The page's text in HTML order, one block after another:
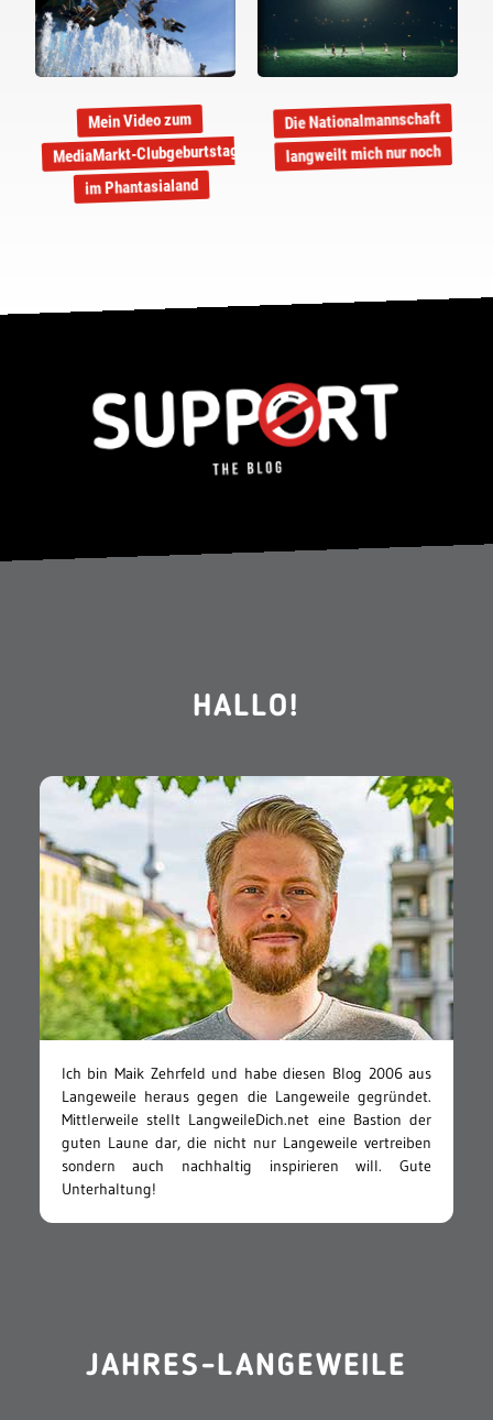
Mein Video zum
MediaMarkt-Clubgeburtstag
im Phantasialand
Die Nationalmannschaft
langweilt mich nur noch
HALLO!
Ich bin Maik Zehrfeld und habe diesen Blog 2006 aus
Langeweile heraus gegen die Langeweile gegründet.
Mittlerweile stellt LangweileDich.net eine Bastion der
guten Laune dar, die nicht nur Langeweile vertreiben
sondern auch nachhaltig inspirieren will. Gute
Unterhaltung!
JAHRES-LANGEWEILE